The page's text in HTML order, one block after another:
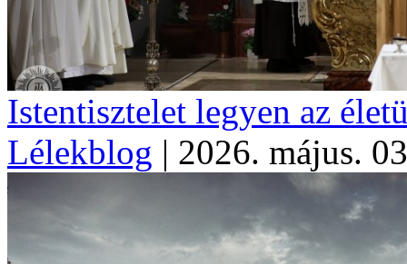
Istentisztelet legyen az
Lélekblog | 2026. május.